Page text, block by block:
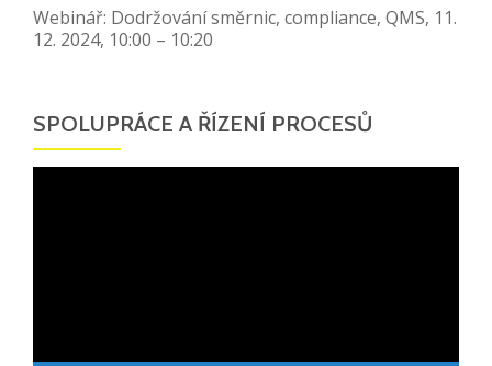
Webinář: Dodržování směrnic, compliance, QMS, 11.
12. 2024, 10:00 – 10:20
SPOLUPRÁCE A ŘÍZENÍ PROCESŮ